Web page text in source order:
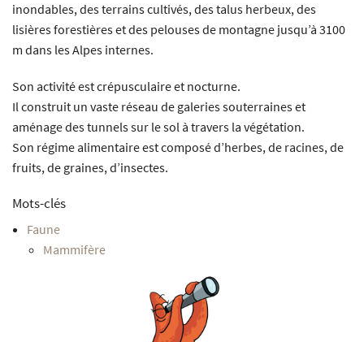
inondables, des terrains cultivés, des talus herbeux, des
lisières forestières et des pelouses de montagne jusqu’à 3100
m dans les Alpes internes.
Son activité est crépusculaire et nocturne.
Il construit un vaste réseau de galeries souterraines et
aménage des tunnels sur le sol à travers la végétation.
Son régime alimentaire est composé d’herbes, de racines, de
fruits, de graines, d’insectes.
Mots-clés
Faune
Mammifère